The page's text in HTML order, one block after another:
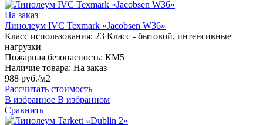
На заказ
Линолеум IVC Texmark «Jacobsen W36»
Класс использования: 23 Класс - бытовой, интенсивные
нагрузки
Пожарная безопасность: КМ5
Наличие товара: На заказ
988 руб./м2
Рассчитать стоимость
В избранное В избранном
Сравнить